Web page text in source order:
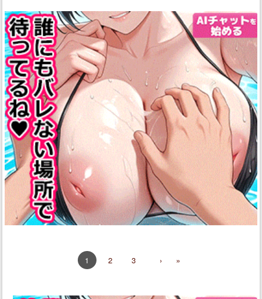
カサハネロ・クラウディウ
ス パッションリップブラダ
マンテマシュ・キリエライ
トマタ・ハリメイヴ メルト
リリス宮本武蔵 清姫
源頼
光
エライト刑部姫宮本武蔵沖
田総司 牛若丸葛飾北斎
1 2 3 › »